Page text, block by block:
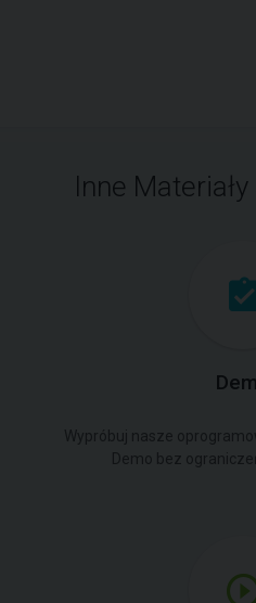
Inne
Wypróbuj nasze
Demo bez